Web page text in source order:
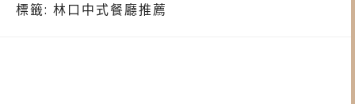
標籤: 林口中式餐廳推薦